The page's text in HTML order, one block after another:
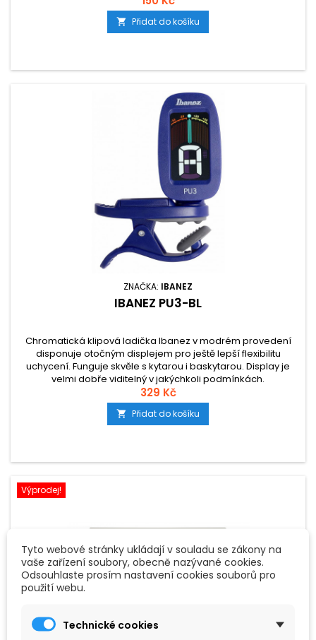
 Přidat do košíku
ZNAČKA: IBANEZ
IBANEZ PU3-BL
Chromatická klipová ladička Ibanez v modrém provedení
disponuje otočným displejem pro ještě lepší flexibilitu
uchycení. Funguje skvěle s kytarou i baskytarou. Display je
velmi dobře viditelný v jakýchkoli podmínkách.
329 Kč
 Přidat do košíku
Výprodej!
Tyto webové stránky ukládají v souladu se zákony na
vaše zařízení soubory, obecně nazývané cookies.
Odsouhlaste prosím nastavení cookies souborů pro
použití webu.
Technické cookies